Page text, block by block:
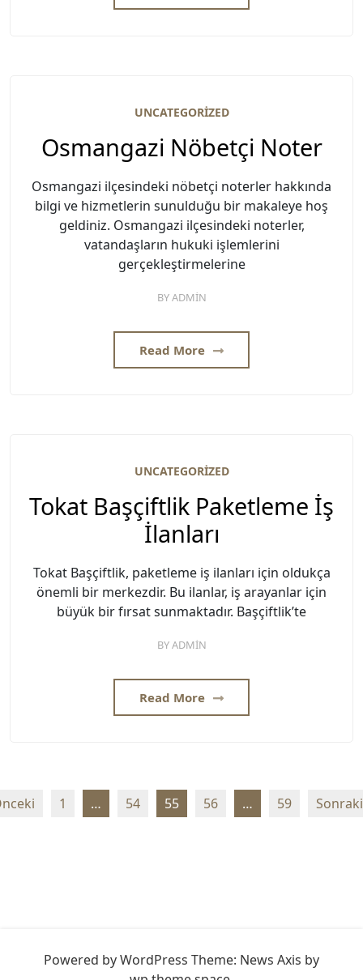
UNCATEGORIZED
Osmangazi Nöbetçi Noter
Osmangazi ilçesindeki nöbetçi noterler hakkında
bilgi ve hizmetlerin sunulduğu bir makaleye hoş
geldiniz. Osmangazi ilçesindeki noterler,
vatandaşların hukuki işlemlerini
gerçekleştirmelerine
BYADMIN
Read More
UNCATEGORIZED
Tokat Başçiftlik Paketleme İş
İlanları
Tokat Başçiftlik, paketleme iş ilanları için oldukça
önemli bir merkezdir. Bu ilanlar, iş arayanlar için
büyük bir fırsat sunmaktadır. Başçiftlik’te
BYADMIN
Read More
Yazı
sayfalaması
1 … 54 55 56 … 59 Sonraki
Powered by WordPress Theme: News Axis by